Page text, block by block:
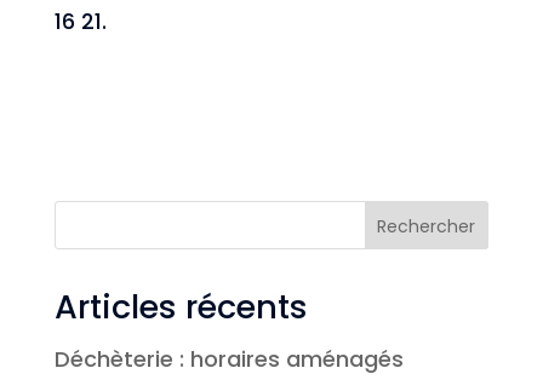
16 21.
Rechercher
Articles récents
Déchèterie : horaires aménagés